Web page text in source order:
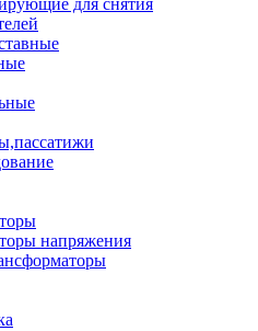
для снятия
напряжения